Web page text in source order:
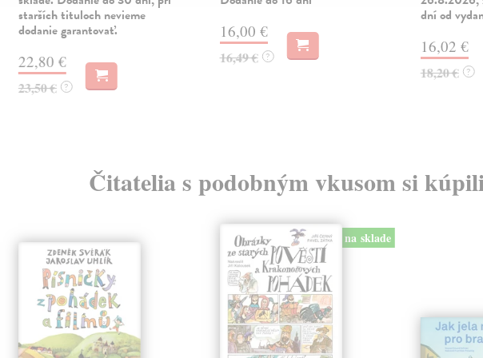
starších tituloch nevieme
dodanie garantovať.
22,80 €
23,50 € ?
16,00 €
16,49 € ?
dní od
16,02 €
18,20 € ?
Čitatelia s podobným vkusom si
na sklade